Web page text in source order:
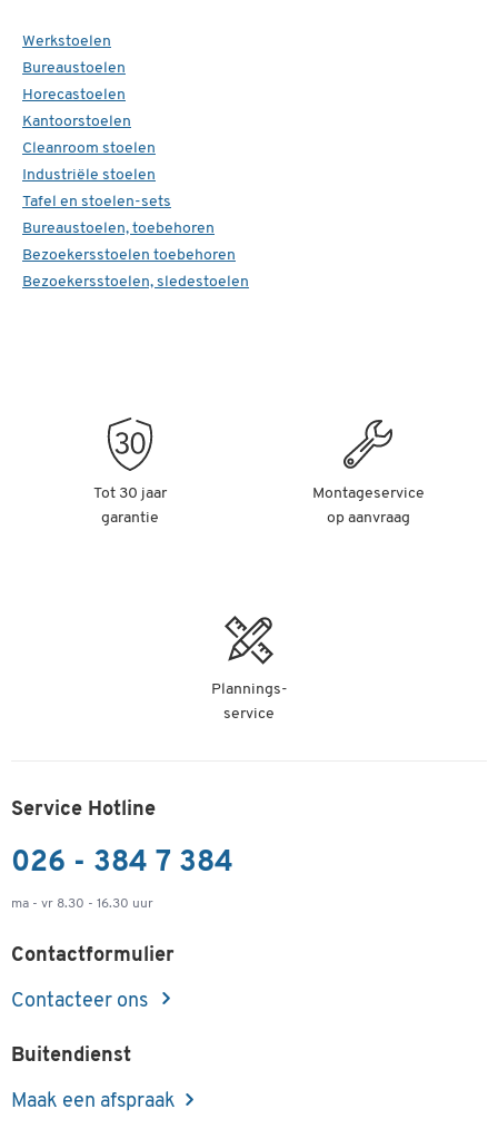
Werkstoelen
Bureaustoelen
Horecastoelen
Kantoorstoelen
Cleanroom stoelen
Industriële stoelen
Tafel en stoelen-sets
Bureaustoelen, toebehoren
Bezoekersstoelen toebehoren
Bezoekersstoelen, sledestoelen
Tot 30 jaar
garantie
Montageservice
op aanvraag
Plannings-
service
Service Hotline
026 - 384 7 384
ma - vr 8.30 - 16.30 uur
Contactformulier
Contacteer ons
Buitendienst
Maak een afspraak